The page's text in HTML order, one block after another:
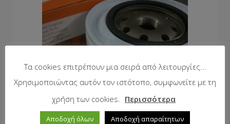
Τα cookies επιτρέπουν μια σειρά από λειτουργίες...
Χρησιμοποιώντας αυτόν τον ιστότοπο, συμφωνείτε με τη
χρήση των cookies.
Περισσότερα
Αποδοχή όλων Αποδοχή απαραίτητων